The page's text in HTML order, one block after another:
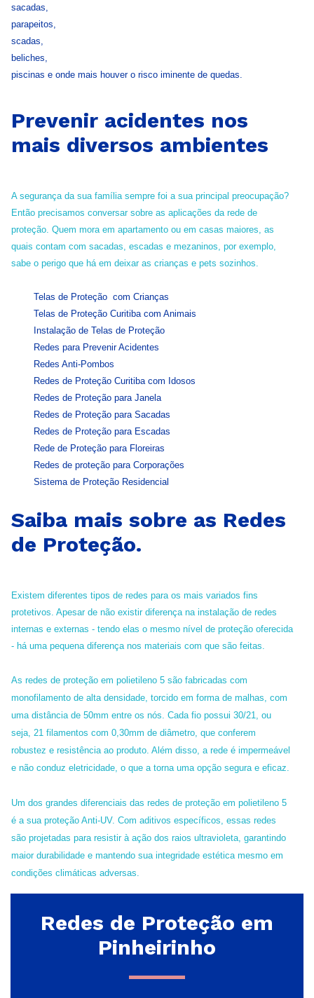
sacadas,
parapeitos,
scadas,
beliches,
piscinas e onde mais houver o risco iminente de quedas.
Prevenir acidentes nos
mais diversos ambientes
A segurança da sua família sempre foi a sua principal preocupação?
Então precisamos conversar sobre as aplicações da rede de
proteção. Quem mora em apartamento ou em casas maiores, as
quais contam com sacadas, escadas e mezaninos, por exemplo,
sabe o perigo que há em deixar as crianças e pets sozinhos.
Telas de Proteção com Crianças
Telas de Proteção Curitiba com Animais
Instalação de Telas de Proteção
Redes para Prevenir Acidentes
Redes Anti-Pombos
Redes de Proteção Curitiba com Idosos
Redes de Proteção para Janela
Redes de Proteção para Sacadas
Redes de Proteção para Escadas
Rede de Proteção para Floreiras
Redes de proteção para Corporações
Sistema de Proteção Residencial
Saiba mais sobre as Redes
de Proteção.
Existem diferentes tipos de redes para os mais variados fins
protetivos. Apesar de não existir diferença na instalação de redes
internas e externas - tendo elas o mesmo nível de proteção oferecida
- há uma pequena diferença nos materiais com que são feitas.
As redes de proteção em polietileno 5 são fabricadas com
monofilamento de alta densidade, torcido em forma de malhas, com
uma distância de 50mm entre os nós. Cada fio possui 30/21, ou
seja, 21 filamentos com 0,30mm de diâmetro, que conferem
robustez e resistência ao produto. Além disso, a rede é impermeável
e não conduz eletricidade, o que a torna uma opção segura e eficaz.
Um dos grandes diferenciais das redes de proteção em polietileno 5
é a sua proteção Anti-UV. Com aditivos específicos, essas redes
são projetadas para resistir à ação dos raios ultravioleta, garantindo
maior durabilidade e mantendo sua integridade estética mesmo em
condições climáticas adversas.
Redes de Proteção em
Pinheirinho